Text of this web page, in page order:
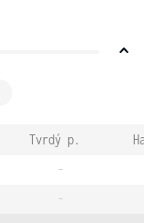
Tvrdý p.
-
-